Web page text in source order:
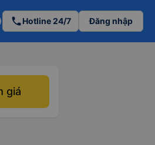
phoneHotline 24/7 Đăng nhập
giá